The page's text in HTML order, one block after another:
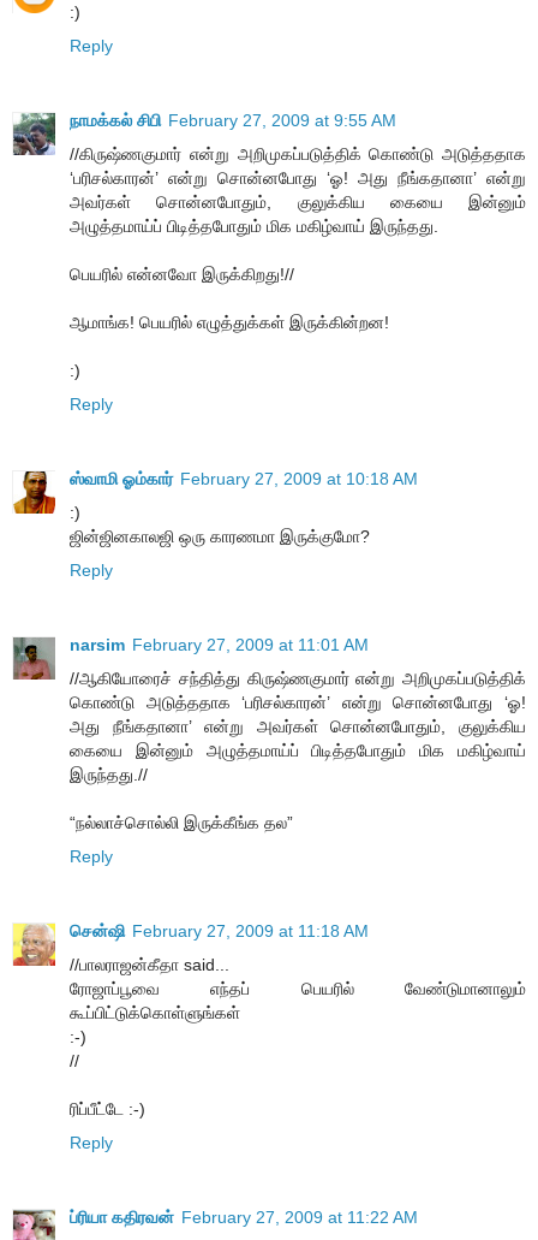
:)
Reply
நாமக்கல் சிபி February 27, 2009 at 9:55 AM
//கிருஷ்ணகுமார் என்று அறிமுகப்படுத்திக் கொண்டு அடுத்ததாக
‘பரிசல்காரன்’ என்று சொன்னபோது ‘ஓ! அது நீங்கதானா’ என்று
அவர்கள் சொன்னபோதும், குலுக்கிய கையை இன்னும்
அழுத்தமாய்ப் பிடித்தபோதும் மிக மகிழ்வாய் இருந்தது.
பெயரில் என்னவோ இருக்கிறது!//
ஆமாங்க! பெயரில் எழுத்துக்கள் இருக்கின்றன!
:)
Reply
ஸ்வாமி ஓம்கார் February 27, 2009 at 10:18 AM
:)
ஜின்ஜினகாலஜி ஒரு காரணமா இருக்குமோ?
Reply
narsim February 27, 2009 at 11:01 AM
//ஆகியோரைச் சந்தித்து கிருஷ்ணகுமார் என்று அறிமுகப்படுத்திக்
கொண்டு அடுத்ததாக ‘பரிசல்காரன்’ என்று சொன்னபோது ‘ஓ!
அது நீங்கதானா’ என்று அவர்கள் சொன்னபோதும், குலுக்கிய
கையை இன்னும் அழுத்தமாய்ப் பிடித்தபோதும் மிக மகிழ்வாய்
இருந்தது.//
“நல்லாச்சொல்லி இருக்கீங்க தல”
Reply
சென்ஷி February 27, 2009 at 11:18 AM
//பாலராஜன்கீதா said...
ரோஜாப்பூவை எந்தப் பெயரில் வேண்டுமானாலும்
கூப்பிட்டுக்கொள்ளுங்கள்
:-)
//
ரிப்பீட்டே :-)
Reply
ப்ரியா கதிரவன் February 27, 2009 at 11:22 AM